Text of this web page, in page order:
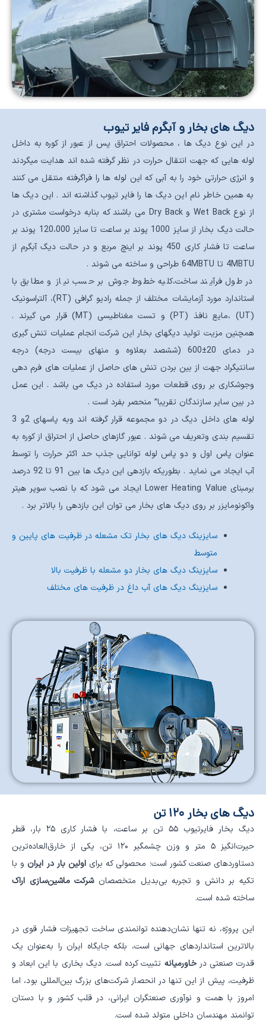
دیگ های بخار و آبگرم فایر تیوب
در این نوع دیگ ها ، محصولات احتراق پس از عبور از کوره به داخل
لوله هایی که جهت انتقال حرارت در نظر گرفته شده اند هدایت میگردند
و انرژی حرارتی خود را به آبی که این لوله ها را فراگرفته منتقل می کنند
به همین خاطر نام این دیگ ها را فایر تیوب گذاشته اند . این دیگ ها
از نوع Wet Back و Dry Back می باشند که بنابه درخواست مشتری در
حالت دیگ بخار از سایز 1000 پوند بر ساعت تا سایز 120،000 پوند بر
ساعت تا فشار کاری 450 پوند بر اینچ مربع و در حالت دیگ آبگرم از
4MBTU تا 64MBTU طراحی و ساخته می شوند .
در طول فرآیند ساخت،کلیه خطوط جوش بر حسب نیاز و مطابق با
استاندارد مورد آزمایشات مختلف از جمله رادیو گرافی (RT)، آلتراسونیک
(UT) ،مایع نافذ (PT) و تست مغناطیسی (MT) قرار می گیرند .
همچنین مزیت تولید دیگهای بخار این شرکت انجام عملیات تنش گیری
در دمای 20±600 (ششصد بعلاوه و منهای بیست درجه) درجه
سانتیگراد جهت از بین بردن تنش های حاصل از عملیات های فرم دهی
وجوشکاری بر روی قطعات مورد استفاده در دیگ می باشد . این عمل
در بین سایر سازندگان تقریبا” منحصر بفرد است .
لوله های داخل دیگ در دو مجموعه قرار گرفته اند وبه پاسهای 2و 3
تقسیم بندی وتعریف می شوند . عبور گازهای حاصل از احتراق از کوره به
عنوان پاس اول و دو پاس لوله توانایی جذب حد اکثر حرارت را توسط
آب ایجاد می نماید . بطوریکه بازدهی این دیگ ها بین 91 تا 92 درصد
برمبنای Lower Heating Value ایجاد می شود که با نصب سوپر هیتر
واکونومایزر بر روی دیگ های بخار می توان این بازدهی را بالاتر برد .
سایزینگ دیگ های بخار تک مشعله در ظرفیت های پایین و
متوسط
سایزینگ دیگ های بخار دو مشعله با ظرفیت بالا
سایزینگ دیگ های آب داغ در ظرفیت های مختلف
دیگ های بخار ۱۲۰ تن
دیگ بخار فایرتیوب ۵۵ تن بر ساعت، با فشار کاری ۲۵ بار، قطر
حیرت‌انگیز ۵ متر و وزن چشمگیر ۱۲۰ تن، یکی از خارق‌العاده‌ترین
دستاوردهای صنعت کشور است؛ محصولی که برایاولین بار در ایران و با
تکیه بر دانش و تجربه بی‌بدیل متخصصانشرکت ماشین‌سازی اراک
ساخته شده است.
این پروژه، نه تنها نشان‌دهنده توانمندی ساخت تجهیزات فشار قوی در
بالاترین استانداردهای جهانی است، بلکه جایگاه ایران را به‌عنوان یک
قدرت صنعتی درخاورمیانه تثبیت کرده است. دیگ بخاری با این ابعاد و
ظرفیت، پیش از این تنها در انحصار شرکت‌های بزرگ بین‌المللی بود، اما
امروز با همت و نوآوری صنعتگران ایرانی، در قلب کشور و با دستان
توانمند مهندسان داخلی متولد شده است.